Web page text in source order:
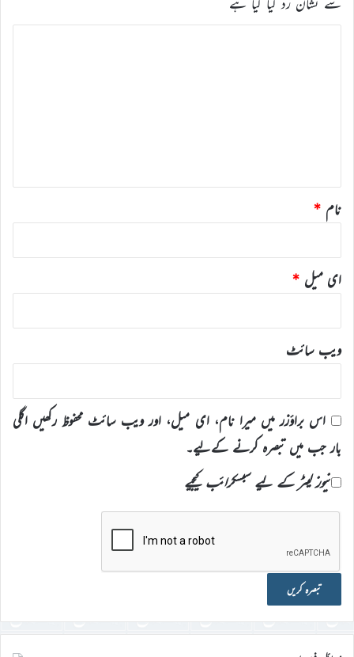
نام *
ای میل *
ویب‌ سائٹ
اس براؤزر میں میرا نام، ای میل، اور ویب سائٹ محفوظ رکھیں اگلی
بار جب میں تبصرہ کرنے کےلیے۔
نیوز لیٹر کے لیے سبسکرائب کیجیے